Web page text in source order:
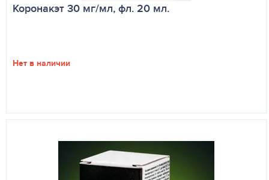
Коронакэт 30 мг/мл, фл. 20 мл.
Нет в наличии